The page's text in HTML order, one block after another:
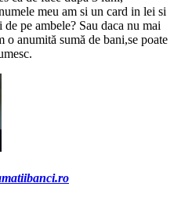
meu am si un card in lei si
pe ambele? Sau daca nu mai
o anumită sumă de bani,se poate